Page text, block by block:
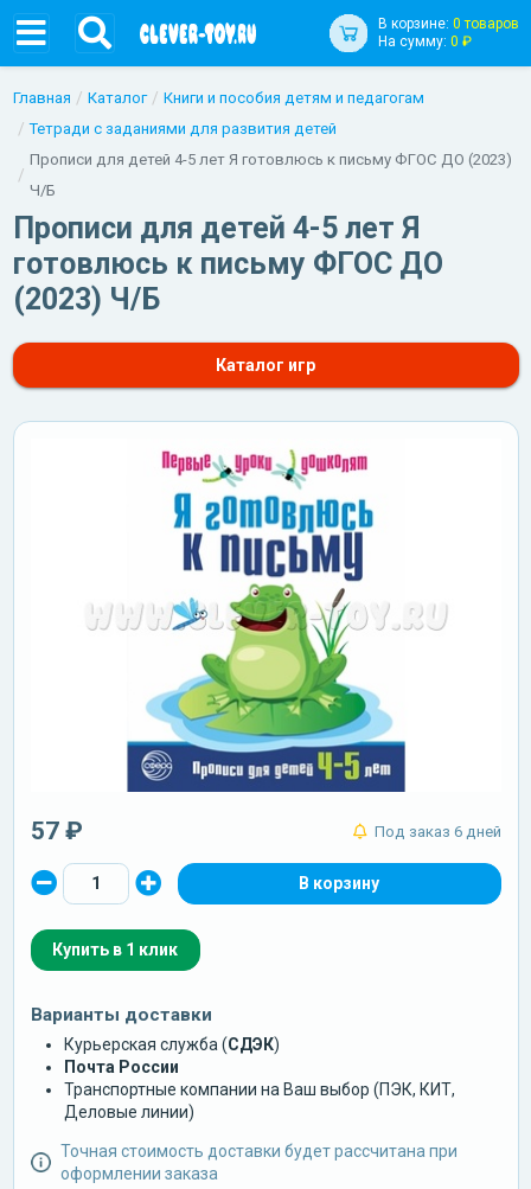
В корзине: 0 товаров
На сумму: 0 ₽
Главная Каталог
Книги и пособия детям и педагогам
Тетради с заданиями для развития детей
Прописи для детей 4-5 лет Я готовлюсь к письму ФГОС ДО (2023)
Ч/Б
Прописи для детей 4-5 лет Я
готовлюсь к письму ФГОС ДО
(2023) Ч/Б
Каталог игр
57 ₽ Под заказ 6 дней
Купить в 1 клик
Варианты доставки
Курьерская служба (СДЭК)
Почта России
Транспортные компании на Ваш выбор (ПЭК, КИТ,
Деловые линии)
Точная стоимость доставки будет рассчитана при
оформлении заказа